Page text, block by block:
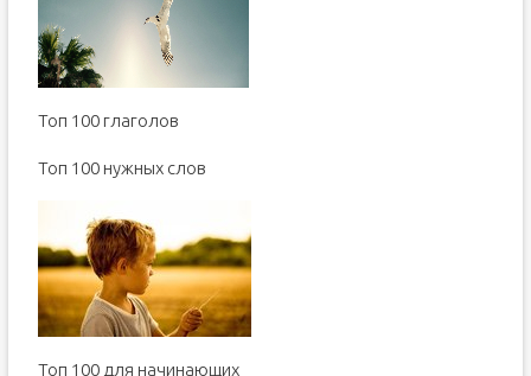
Топ 100 глаголов
Toп 100 нужных слов
Топ 100 для начинающих